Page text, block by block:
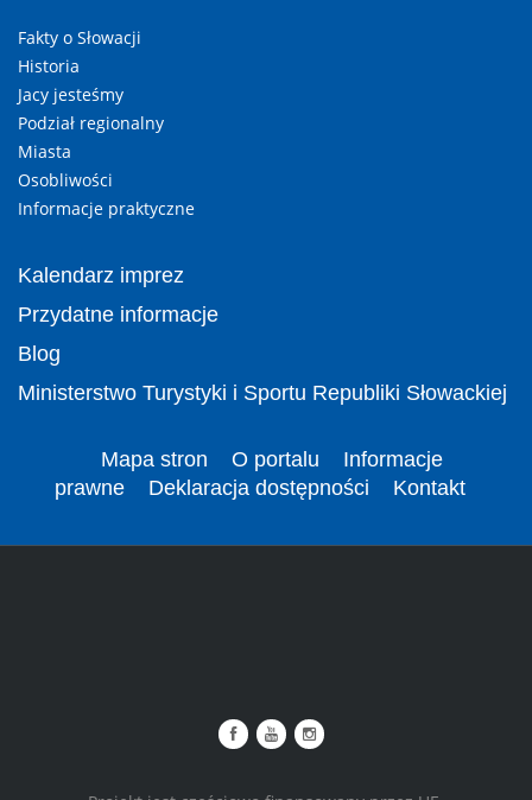
Fakty o Słowacji
Historia
Jacy jesteśmy
Podział regionalny
Miasta
Osobliwości
Informacje praktyczne
Kalendarz imprez
Przydatne informacje
Blog
Ministerstwo Turystyki i Sportu Republiki Słowackiej
Mapa stron O portalu
Informacje
prawne
Deklaracja dostępności Kontakt